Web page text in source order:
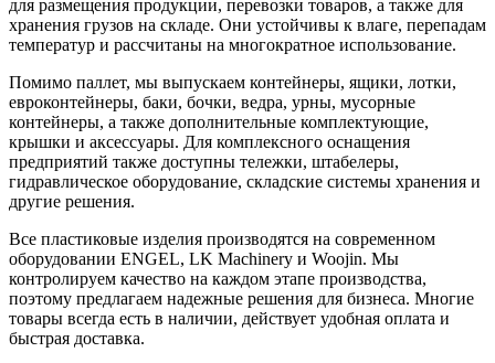
для размещения продукции, перевозки товаров, а также для
хранения грузов на складе. Они устойчивы к влаге, перепадам
температур и рассчитаны на многократное использование.
Помимо паллет, мы выпускаем контейнеры, ящики, лотки,
евроконтейнеры, баки, бочки, ведра, урны, мусорные
контейнеры, а также дополнительные комплектующие,
крышки и аксессуары. Для комплексного оснащения
предприятий также доступны тележки, штабелеры,
гидравлическое оборудование, складские системы хранения и
другие решения.
Все пластиковые изделия производятся на современном
оборудовании ENGEL, LK Machinery и Woojin. Мы
контролируем качество на каждом этапе производства,
поэтому предлагаем надежные решения для бизнеса. Многие
товары всегда есть в наличии, действует удобная оплата и
быстрая доставка.